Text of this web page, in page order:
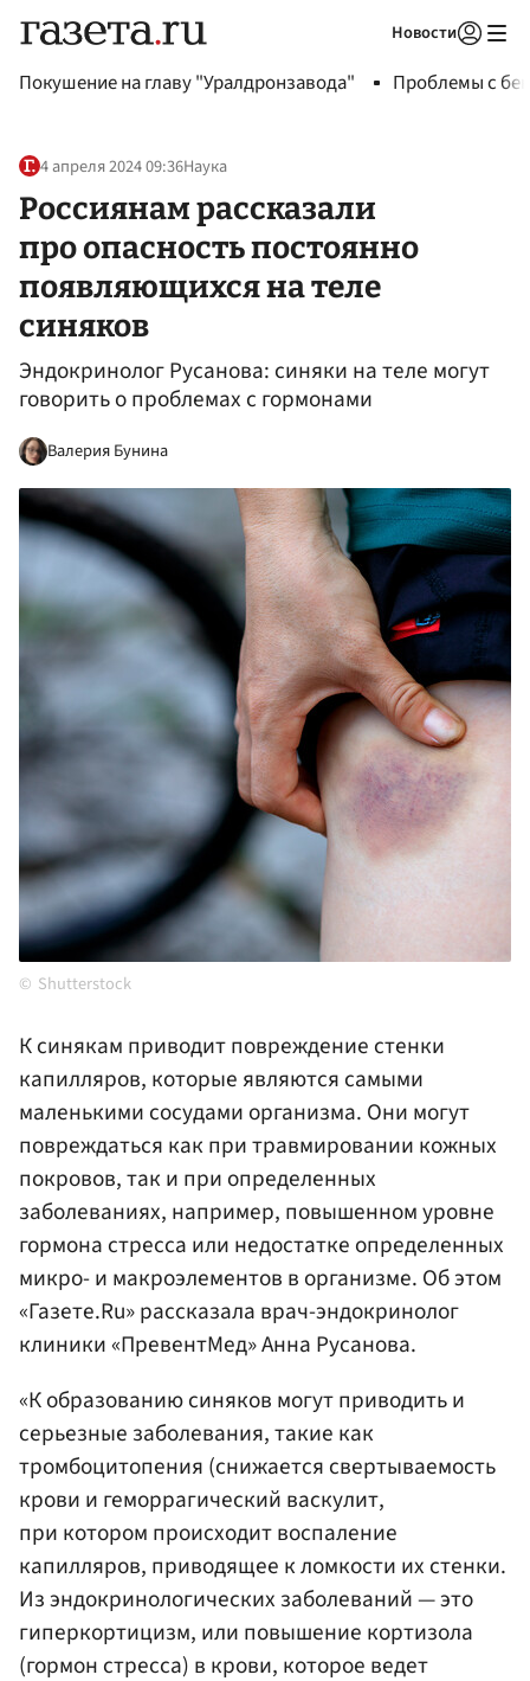
Новости
Покушение на главу "Уралдронзавода" Проблемы с
4 апреля 2024 09:36Наука
Россиянам рассказали
про опасность постоянно
появляющихся на теле
синяков
Эндокринолог Русанова: синяки на теле могут
говорить о проблемах с гормонами
Валерия Бунина
Shutterstock
К синякам приводит повреждение стенки
капилляров, которые являются самыми
маленькими сосудами организма. Они могут
повреждаться как при травмировании кожных
покровов, так и при определенных
заболеваниях, например, повышенном уровне
гормона стресса или недостатке определенных
микро- и макроэлементов в организме. Об этом
«Газете.Ru» рассказала врач-эндокринолог
клиники «ПревентМед» Анна Русанова.
«К образованию синяков могут приводить и
серьезные заболевания, такие как
тромбоцитопения (снижается свертываемость
крови и геморрагический васкулит,
при котором происходит воспаление
капилляров, приводящее к ломкости их стенки.
Из эндокринологических заболеваний — это
гиперкортицизм, или повышение кортизола
(гормон стресса) в крови, которое ведет